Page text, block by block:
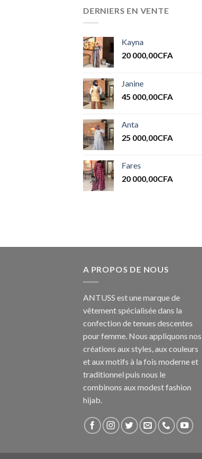
DERNIERS EN VENTE
Kayna
20 000,00CFA
Janine
45 000,00CFA
Anta
25 000,00CFA
Fares
20 000,00CFA
A PROPOS DE NOUS
ANTUSS est une marque de
vêtement spécialisée dans la
confection de tenues descentes
pour femme. Nous appliquons nos
créations aux styles, aux couleurs
et aux motifs à la fois moderne et
traditionnel puis nous le
combinons aux modest fashion
hijab.